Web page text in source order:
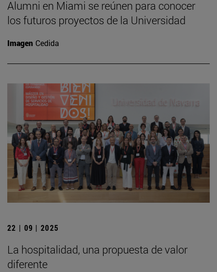
Alumni en Miami se reúnen para conocer
los futuros proyectos de la Universidad
Imagen Cedida
22 | 09 | 2025
La hospitalidad, una propuesta de valor
diferente